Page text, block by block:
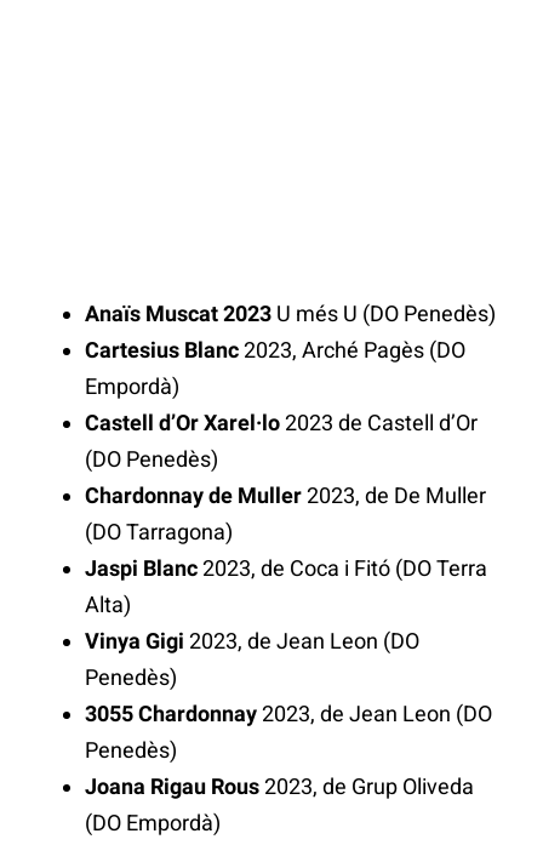
Anaïs Muscat 2023 U més U (DO Penedès)
Cartesius Blanc2023, Arché Pagès (DO
Empordà)
Castell d’Or Xarel·lo2023 de Castell d’Or
(DO Penedès)
Chardonnay de Muller2023, de De Muller
(DO Tarragona)
Jaspi Blanc2023, de Coca i Fitó (DO Terra
Alta)
Vinya Gigi 2023, de Jean Leon (DO
Penedès)
3055 Chardonnay2023, de Jean Leon (DO
Penedès)
Joana Rigau Rous2023, de Grup Oliveda
(DO Empordà)